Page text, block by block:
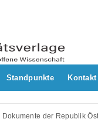
Standpunkte Kontakt
der Republik